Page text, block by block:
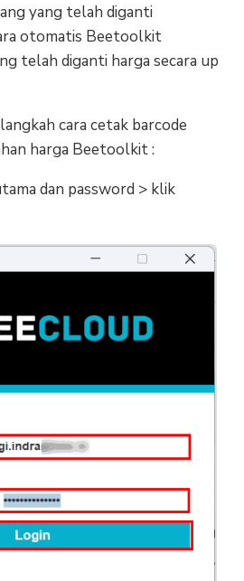
yang telah diganti
otomatis Beetoolkit
telah diganti harga secara up
cara cetak barcode
harga Beetoolkit :
dan password > klik